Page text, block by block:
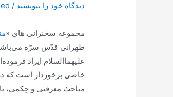
دیدگاه‌ خود را بنویسید /
مجموعه سخنرانی های «
طهرانی قدّس سرّه می‌باشد
علیهما‌السلام ایراد
خاصی برخوردار است که
مباحث معرفتی و حِکمی،